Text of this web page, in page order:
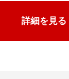
詳細を見る